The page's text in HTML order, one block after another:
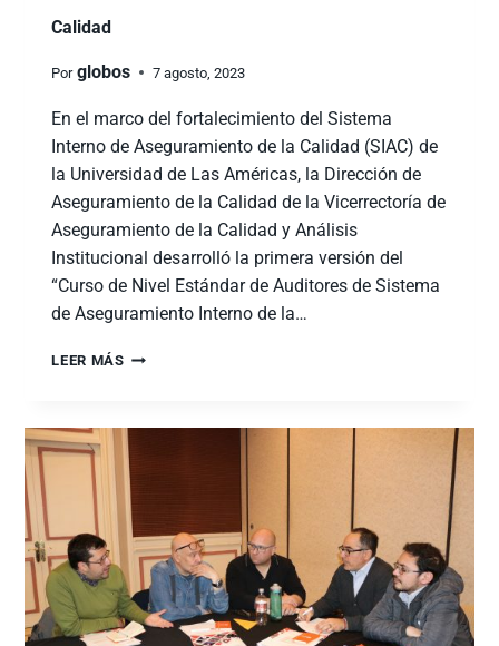
Calidad
Por globos 7 agosto, 2023
En el marco del fortalecimiento del Sistema
Interno de Aseguramiento de la Calidad (SIAC) de
la Universidad de Las Américas, la Dirección de
Aseguramiento de la Calidad de la Vicerrectoría de
Aseguramiento de la Calidad y Análisis
Institucional desarrolló la primera versión del
“Curso de Nivel Estándar de Auditores de Sistema
de Aseguramiento Interno de la…
LEER MÁS